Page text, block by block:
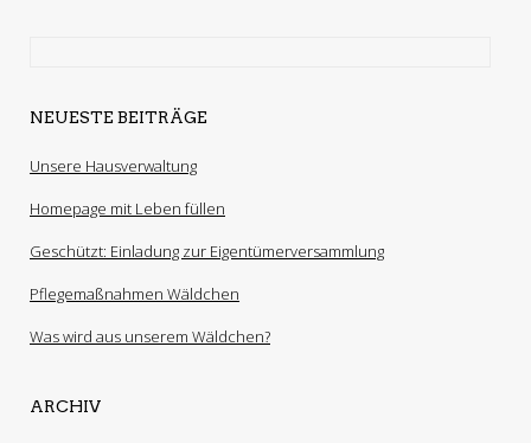
NEUESTE BEITRÄGE
Unsere Hausverwaltung
Homepage mit Leben füllen
Geschützt: Einladung zur Eigentümerversammlung
Pflegemaßnahmen Wäldchen
Was wird aus unserem Wäldchen?
ARCHIV